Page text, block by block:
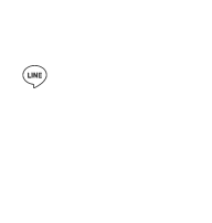
instagram